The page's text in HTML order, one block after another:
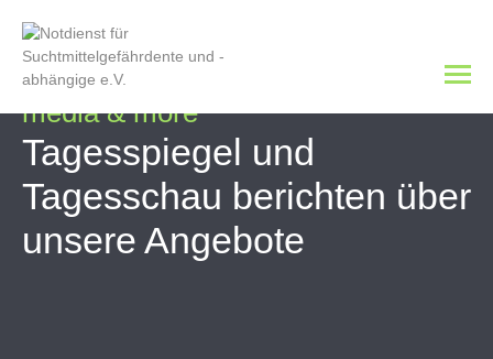
media & more
Tagesspiegel und
Tagesschau berichten über
unsere Angebote